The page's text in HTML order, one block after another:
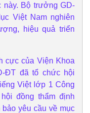
này. Bộ trưởng GD-
Việt Nam nghiên
hiệu quả triển
cực của Viện Khoa
ĐT đã tổ chức hội
Việt lớp 1 Công
đồng thẩm định
yêu cầu về mục